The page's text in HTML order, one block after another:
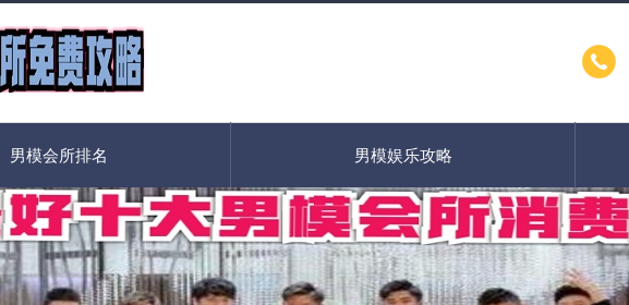
男模会所排名 男模娱乐攻略